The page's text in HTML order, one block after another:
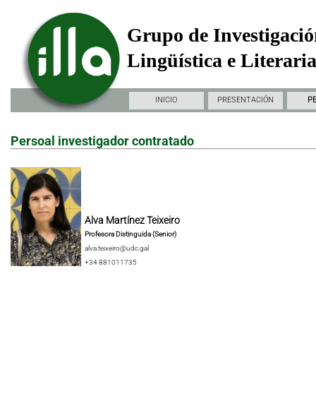
Grupo de
Lingüística e
INICIO PRESENTACIÓN
Persoal investigador contratado
Alva Martínez Teixeiro
Profesora Distinguida (Senior)
alva.teixeiro@udc.gal
+34 881011735